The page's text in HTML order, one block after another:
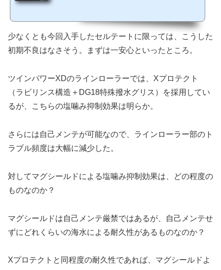
少なくとも今回入手したセルテートに限っては、こうした
初期不良はなさそう。まずは一安心といったところ。
ツインパワーXDのラインローラーでは、Xプロテクト
（ラビリンス構造＋DG18特殊撥水グリス）を採用してい
るが、こちらの塩噛み抑制効果は明らか。
さらには自己メンテが可能なので、ラインローラー部のト
ラブル頻度は大幅に減少した。
対してマグシールドによる塩噛み抑制効果は、どの程度の
ものなのか？
マグシールドは自己メンテ厳禁ではあるが、自己メンテせ
ずにどれくらいの海水による耐久性があるものなのか？
Xプロテクトと同程度の耐久性であれば、マグシールドよ